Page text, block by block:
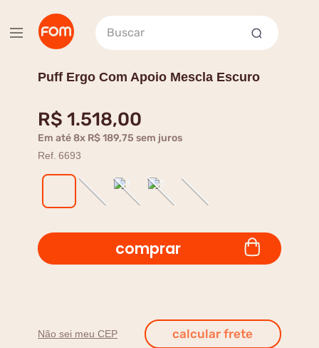
Buscar
Puff Ergo Com Apoio Mescla Escuro
R$ 1.518,00
Em até8x R$189,75 sem juros
Ref. 6693
comprar
Não sei meu CEP